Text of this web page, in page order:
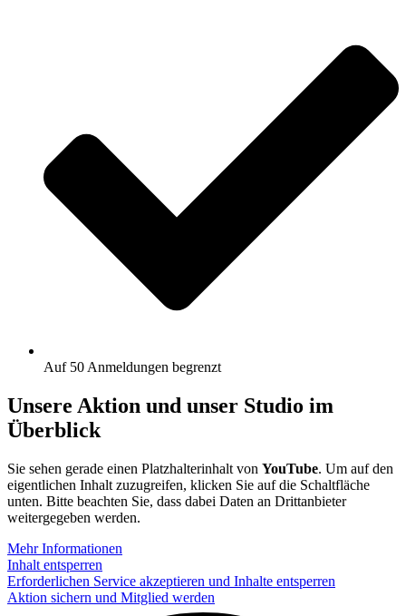
Auf 50 Anmeldungen begrenzt
Unsere Aktion und unser Studio im
Überblick
Sie sehen gerade einen Platzhalterinhalt von YouTube. Um auf den
eigentlichen Inhalt zuzugreifen, klicken Sie auf die Schaltfläche
unten. Bitte beachten Sie, dass dabei Daten an Drittanbieter
weitergegeben werden.
Mehr Informationen
Inhalt entsperren
Erforderlichen Service akzeptieren und Inhalte entsperren
Aktion sichern und Mitglied werden